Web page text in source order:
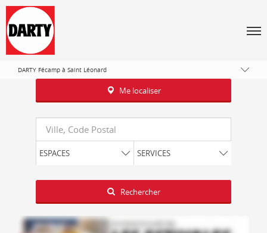
Normandie
Seine-Maritime
Saint-Leonard
DARTY Fécamp à Saint Léonard
Me localiser
Requête
ESPACES SERVICES
Latitude
Longitude
Rechercher